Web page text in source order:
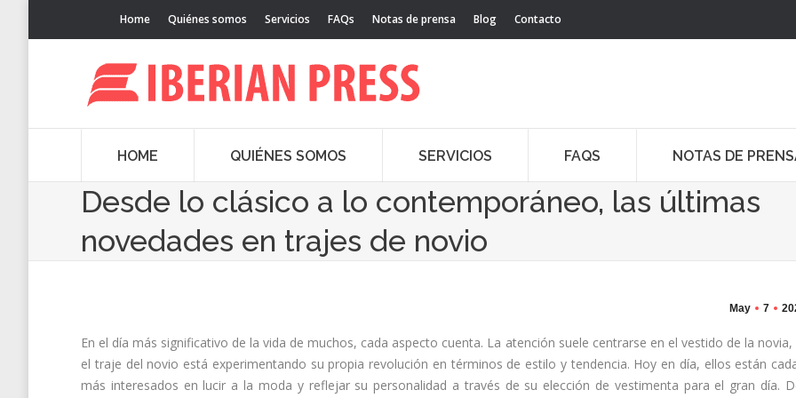
Home Quiénes somos Servicios FAQs Notas de prensa Blog Contacto
HOME QUIÉNES SOMOS SERVICIOS FAQS NOTAS DE
Desde lo clásico a lo contemporáneo, las últimas
novedades en trajes de novio
May 7
En el día más significativo de la vida de muchos, cada aspecto cuenta. La atención suele centrarse en el vestido de la novia,
el traje del novio está experimentando su propia revolución en términos de estilo y tendencia. Hoy en día, ellos están
más interesados en lucir a la moda y reflejar su personalidad a través de su elección de vestimenta para el gran día.